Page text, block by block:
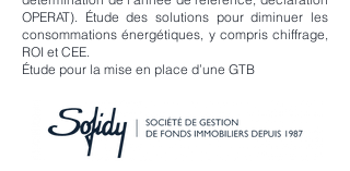
OPERAT). Étude des solutions pour diminuer les
consommations énergétiques, y compris chiffrage,
ROI et CEE.
Étude pour la mise en place d’une GTB